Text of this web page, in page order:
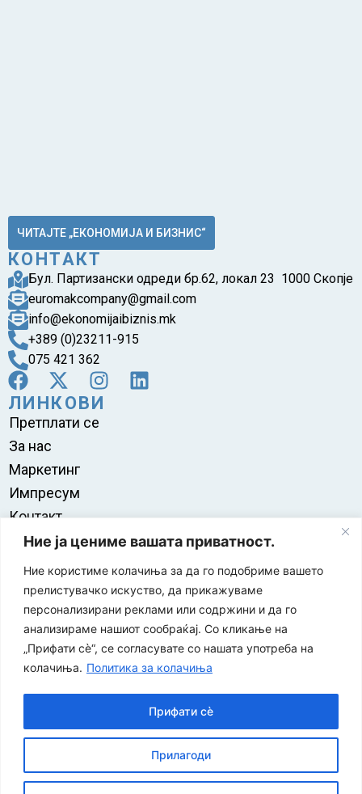
Ние ја цениме вашата приватност.
Ние користиме колачиња за да го подобриме вашето
прелистувачко искуство, да прикажуваме
персонализирани реклами или содржини и да го
анализираме нашиот сообраќај. Со кликање на
„Прифати сè“, се согласувате со нашата употреба на
колачиња. Политика за колачиња
Прилагоди
Прифати сè
ЧИТАЈТЕ „ЕКОНОМИЈА И БИЗНИС“
КОНТАКТ
Бул. Партизански одреди бр.62, локал 23 1000 Скопје
euromakcompany@gmail.com
info@ekonomijaibiznis.mk
+389 (0)23211-915
075 421 362
ЛИНКОВИ
Претплати се
За нас
Маркетинг
Импресум
Контакт
Правила на користење
за заштита на печатени медиуми